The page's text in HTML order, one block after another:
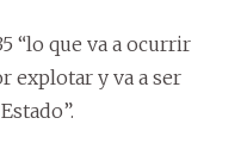
“lo que va a ocurrir
explotar y va a ser